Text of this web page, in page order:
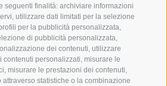
seguenti finalità: archiviare informazioni
utilizzare dati limitati per la selezione
per la pubblicità personalizzata,
di pubblicità personalizzata,
dei contenuti, utilizzare
personalizzati, misurare le
misurare le prestazioni dei contenuti,
statistiche o la combinazione
REGIONE
SPORT E
MOMENTI
SCIARE
ESCURSIONI